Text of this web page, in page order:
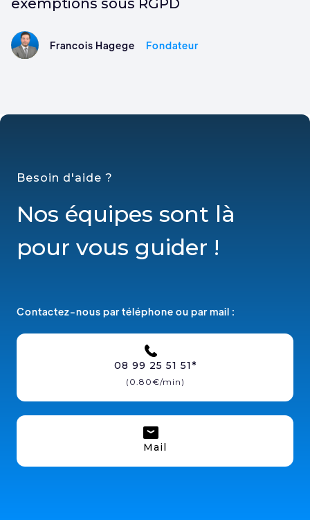
exemptions sous RGPD
Francois Hagege Fondateur
Besoin d'aide ?
Nos équipes sont là
pour vous guider !
Contactez-nous par téléphone ou par mail :
08 99 25 51 51*
(0.80€/min)
Mail